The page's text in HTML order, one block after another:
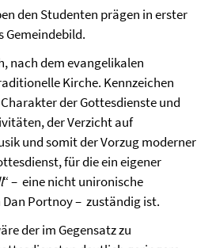
den Studenten prägen in erster
Gemeindebild.
nach dem evangelikalen
Kirche. Kennzeichen
der Gottesdienste und
der Verzicht auf
und somit der Vorzug moderner
für die ein eigener
“ – eine nicht unironische
Portnoy ­­– zuständig ist.
der im Gegensatz zu